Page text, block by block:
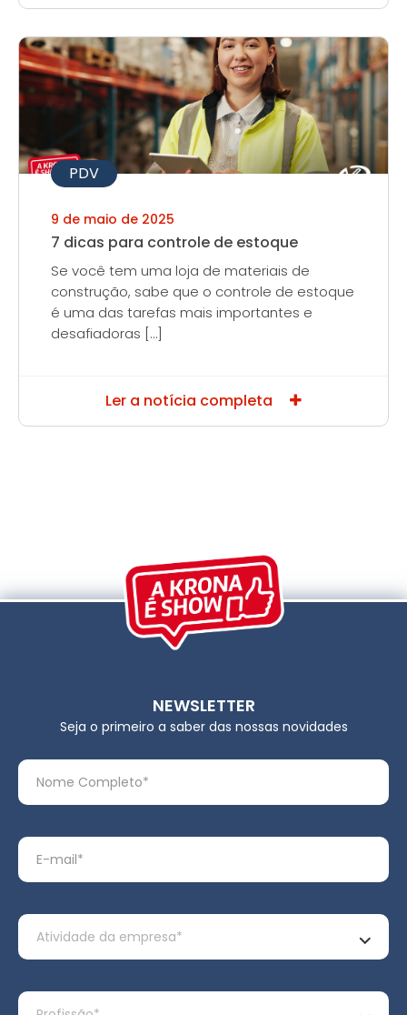
PDV
9 de maio de 2025
7 dicas para controle de estoque
Se você tem uma loja de materiais de
construção, sabe que o controle de estoque
é uma das tarefas mais importantes e
desafiadoras […]
Ler a notícia completa
NEWSLETTER
Seja o primeiro a saber das nossas novidades